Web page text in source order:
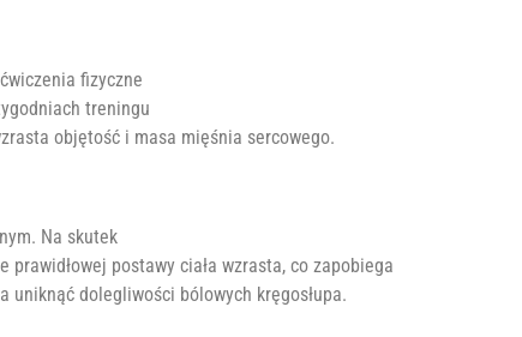
fizyczne
treningu
objętość i masa mięśnia sercowego.
Na skutek
postawy ciała wzrasta, co zapobiega
uniknąć dolegliwości bólowych kręgosłupa.